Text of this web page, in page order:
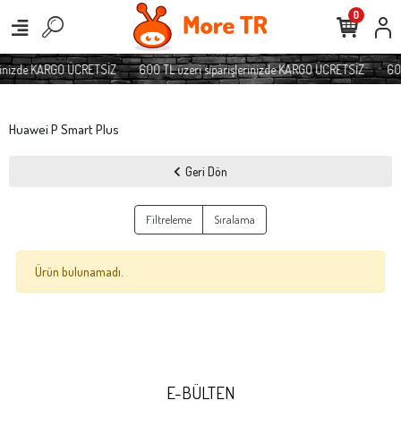
KARGO ÜCRETSİZ 600 TL üzeri siparişlerinizde KARGO ÜCRETSİZ
0
Huawei P Smart Plus
Geri Dön
Filtreleme Sıralama
Ürün bulunamadı.
E-BÜLTEN